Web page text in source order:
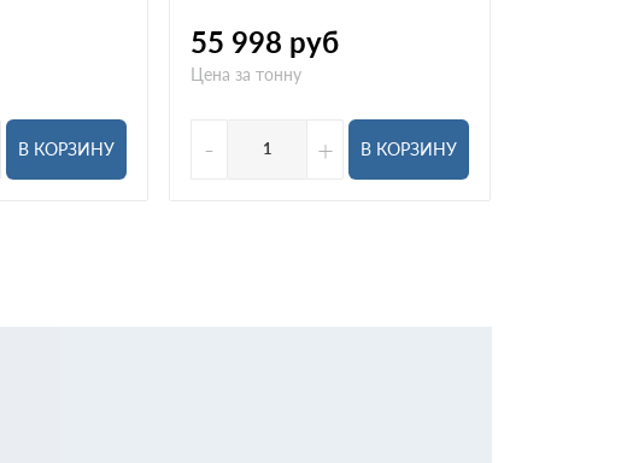
В КОРЗИНУ
55 998 руб
Цена за тонну
- + В КОРЗИНУ